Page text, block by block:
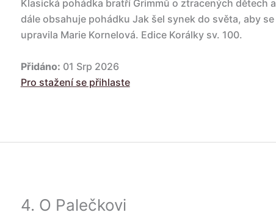
Klasická pohádka bratří Grimmů o ztracených dětech
dále obsahuje pohádku Jak šel synek do světa, aby
upravila Marie Kornelová. Edice Korálky sv. 100.
Přidáno: 01 Srp 2026
Pro stažení se přihlaste
4. O Palečkovi